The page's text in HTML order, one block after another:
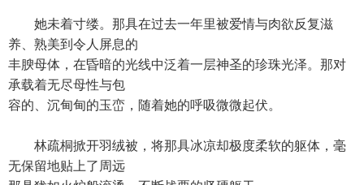
她未着寸缕。那具在过去一年里被爱情与肉欲反复滋
养、熟美到令人屏息的
丰腴母体，在昏暗的光线中泛着一层神圣的珍珠光泽。那对
承载着无尽母性与包
容的、沉甸甸的玉峦，随着她的呼吸微微起伏。
林疏桐掀开羽绒被，将那具冰凉却极度柔软的躯体，毫
无保留地贴上了周远